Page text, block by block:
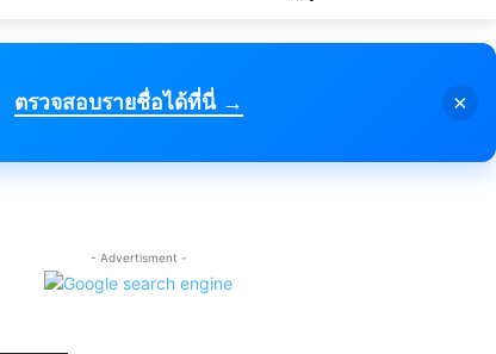
ตรวจสอบรายชื่อได้ที่นี่ → ×
- Advertisment -